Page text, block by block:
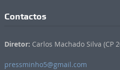
Contactos
Diretor: Carlos Machado Silva (CP
pressminho5@gmail.com